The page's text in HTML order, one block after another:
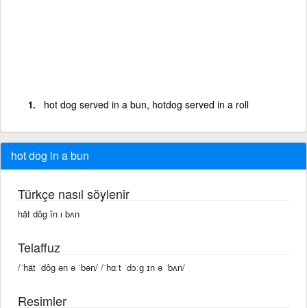
hot dog served in a bun, hotdog served in a roll
hot dog in a bun
Türkçe nasıl söylenir
hät dôg în ı bʌn
Telaffuz
/ˈhät ˈdôg ən ə ˈbən/ /ˈhɑːt ˈdɔːɡ ɪn ə ˈbʌn/
Resimler